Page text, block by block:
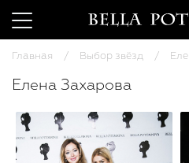
Главная Выбор звёзд
Елена Захарова